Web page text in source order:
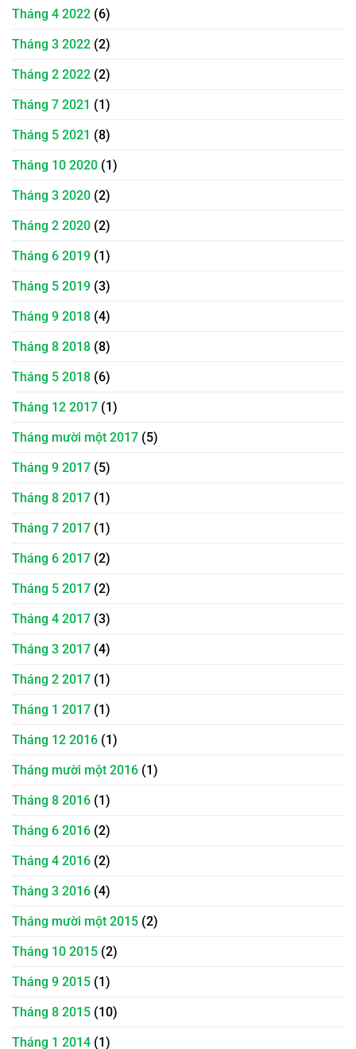
Tháng 4 2022 (6)
Tháng 3 2022 (2)
Tháng 2 2022 (2)
Tháng 7 2021 (1)
Tháng 5 2021 (8)
Tháng 10 2020 (1)
Tháng 3 2020 (2)
Tháng 2 2020 (2)
Tháng 6 2019 (1)
Tháng 5 2019 (3)
Tháng 9 2018 (4)
Tháng 8 2018 (8)
Tháng 5 2018 (6)
Tháng 12 2017 (1)
Tháng mười một 2017 (5)
Tháng 9 2017 (5)
Tháng 8 2017 (1)
Tháng 7 2017 (1)
Tháng 6 2017 (2)
Tháng 5 2017 (2)
Tháng 4 2017 (3)
Tháng 3 2017 (4)
Tháng 2 2017 (1)
Tháng 1 2017 (1)
Tháng 12 2016 (1)
Tháng mười một 2016 (1)
Tháng 8 2016 (1)
Tháng 6 2016 (2)
Tháng 4 2016 (2)
Tháng 3 2016 (4)
Tháng mười một 2015 (2)
Tháng 10 2015 (2)
Tháng 9 2015 (1)
Tháng 8 2015 (10)
Tháng 1 2014 (1)